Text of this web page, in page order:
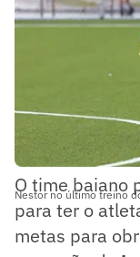
Nestor no último treino
O time baiano
para ter o
metas para